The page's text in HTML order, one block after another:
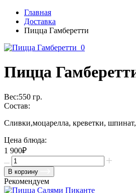
Главная
Доставка
Пицца Гамберетти
Пицца
Вес:550 гр.
Состав:
Сливки,моцарелла, креветки,
Цена блюда:
1 900₽
В корзину
Рекомендуем